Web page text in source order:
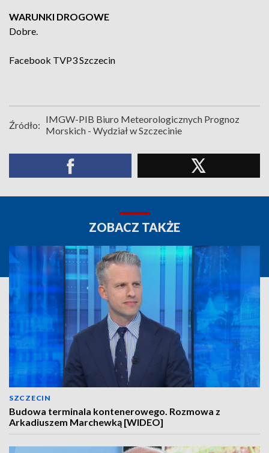
WARUNKI DROGOWE
Dobre.
Facebook TVP3 Szczecin
Źródło: IMGW-PIB Biuro Meteorologicznych Prognoz
Morskich - Wydział w Szczecinie
ZOBACZ TAKŻE
SZCZECIN
Budowa terminala kontenerowego. Rozmowa z
Arkadiuszem Marchewką [WIDEO]